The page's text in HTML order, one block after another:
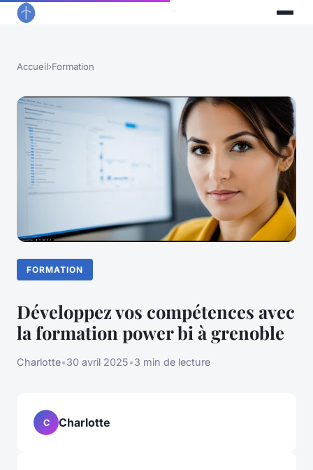
Accueil›Formation
FORMATION
Développez vos compétences avec
la formation power bi à grenoble
Charlotte•30 avril 2025•3 min de lecture
C Charlotte